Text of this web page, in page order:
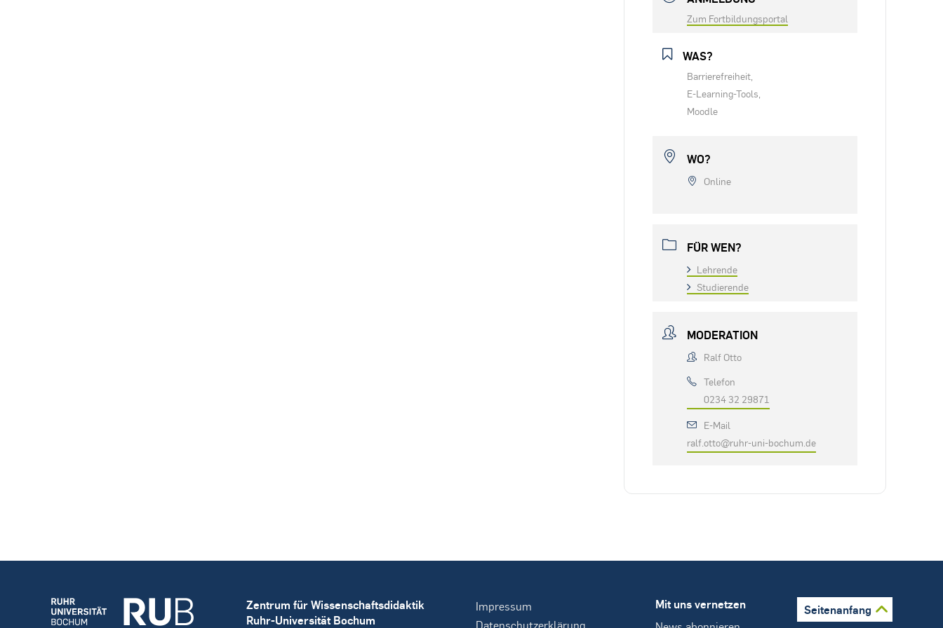
Zum Fortbildungsportal
WAS?
Barrierefreiheit,
E-Learning-Tools,
Moodle
WO?
Online
FÜR WEN?
Lehrende
Studierende
MODERATION
Ralf Otto
Telefon
0234 32 29871
E-Mail
ralf.otto@ruhr-uni-bochum.de
Zentrum für Wissenschaftsdidaktik
Ruhr-Universität Bochum
Impressum
Datenschutzerklärung
Mit uns vernetzen
Seitenanfang